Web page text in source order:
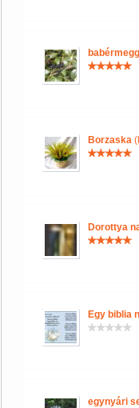
Borzaska
Dorottya
Egy biblia
egynyári